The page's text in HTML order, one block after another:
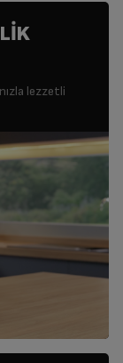
lezzetli